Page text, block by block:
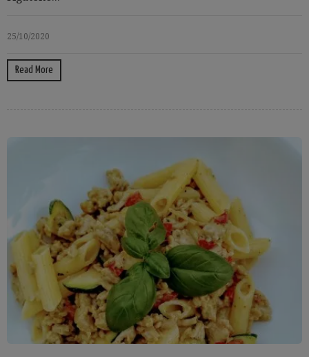
25/10/2020
Read More